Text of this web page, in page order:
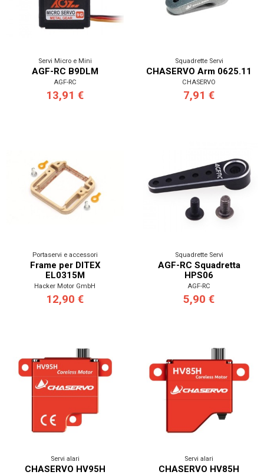
Servi Micro e Mini
AGF-RC B9DLM
AGF-RC
13,91 €
Squadrette Servi
CHASERVO Arm 0625.11
CHASERVO
7,91 €
Portaservi e accessori
Frame per DITEX
EL0315M
Hacker Motor GmbH
12,90 €
Squadrette Servi
AGF-RC Squadretta
HPS06
AGF-RC
5,90 €
Servi alari
CHASERVO HV95H
Servi alari
CHASERVO HV85H